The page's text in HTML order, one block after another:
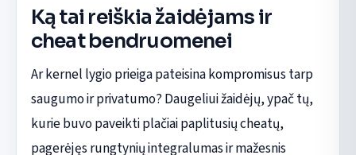
Ką tai reiškia žaidėjams ir
cheat bendruomenei
Ar kernel lygio prieiga pateisina kompromisus tarp
saugumo ir privatumo? Daugeliui žaidėjų, ypač tų,
kurie buvo paveikti plačiai paplitusių cheatų,
pagerėjęs rungtynių integralumas ir mažesnis